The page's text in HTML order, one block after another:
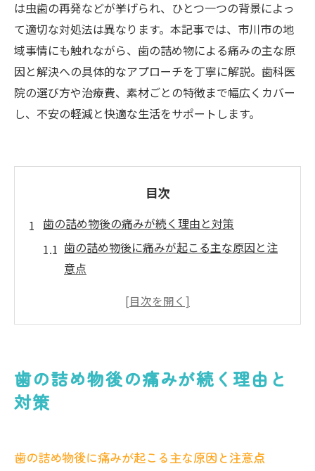
は虫歯の再発などが挙げられ、ひとつ一つの背景によっ
て適切な対処法は異なります。本記事では、市川市の地
域事情にも触れながら、歯の詰め物による痛みの主な原
因と解決への具体的なアプローチを丁寧に解説。歯科医
院の選び方や治療費、素材ごとの特徴まで幅広くカバー
し、不安の軽減と快適な生活をサポートします。
目次
歯の詰め物後の痛みが続く理由と対策
歯の詰め物後に痛みが起こる主な原因と注
意点
痛みが続く時の歯の詰め物の再調整の重要
治療後の痛みにどう向き合うか具体的対処
の工夫
歯の詰め物後の痛みが続く理由と
対策
歯の詰め物後に痛みが起こる主な原因と注意点